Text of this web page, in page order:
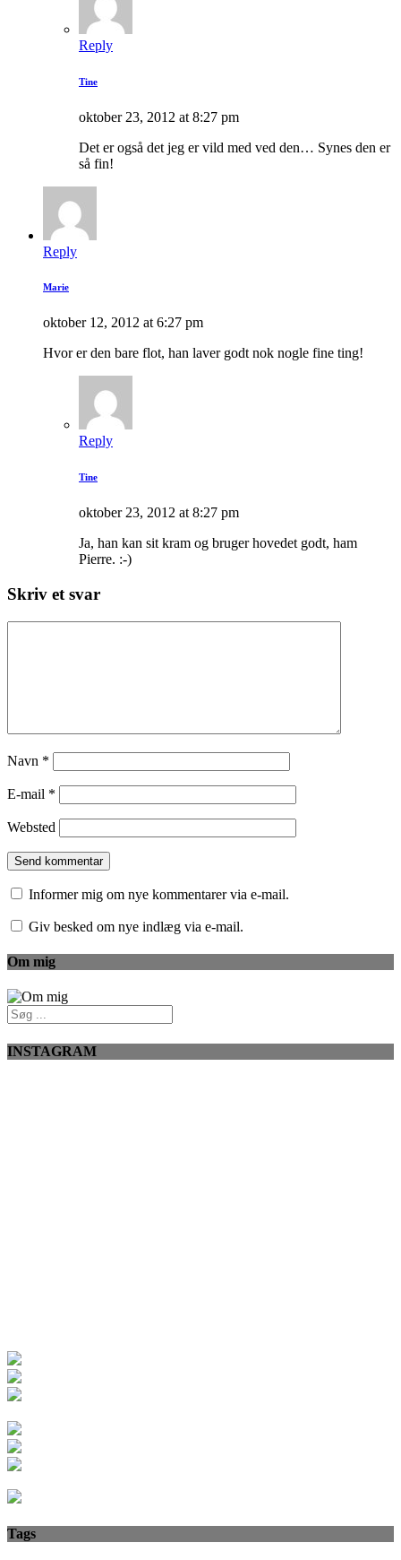
Reply
Tine
oktober 23, 2012 at 8:27 pm
Det er også det jeg er vild med ved den… Synes den er
så fin!
Reply
Marie
oktober 12, 2012 at 6:27 pm
Hvor er den bare flot, han laver godt nok nogle fine ting!
Reply
Tine
oktober 23, 2012 at 8:27 pm
Ja, han kan sit kram og bruger hovedet godt, ham
Pierre. :-)
Skriv et svar
Navn *
E-mail *
Websted
Informer mig om nye kommentarer via e-mail.
Giv besked om nye indlæg via e-mail.
Om mig
INSTAGRAM
Tags